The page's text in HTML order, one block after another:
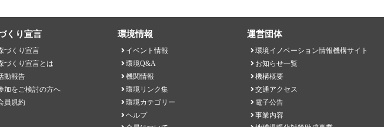
くり宣言
づくり宣言
づくり宣言とは
動報告
加をご検討の方へ
員規約
環境情報
イベント情報
環境Q&A
機関情報
環境リンク集
環境カテゴリー
ヘルプ
運営団体
環境イノベーション情報機構サイト
お知らせ一覧
機構概要
交通アクセス
電子公告
事業内容